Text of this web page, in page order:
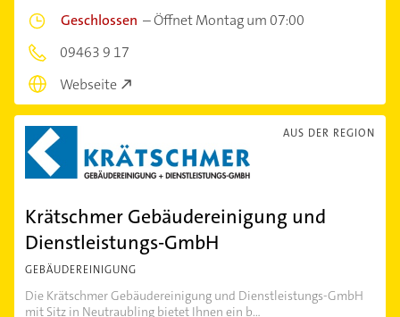
Geschlossen –Öffnet Montag um 07:00
09463 9 17
Webseite
AUS DER REGION
Krätschmer Gebäudereinigung und
Dienstleistungs-GmbH
GEBÄUDEREINIGUNG
Die Krätschmer Gebäudereinigung und Dienstleistungs-GmbH
mit Sitz in Neutraubling bietet Ihnen ein b...